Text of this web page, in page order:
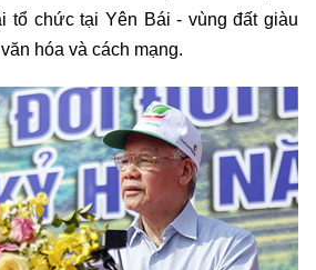
tổ chức tại Yên Bái - vùng đất giàu
hóa và cách mạng.